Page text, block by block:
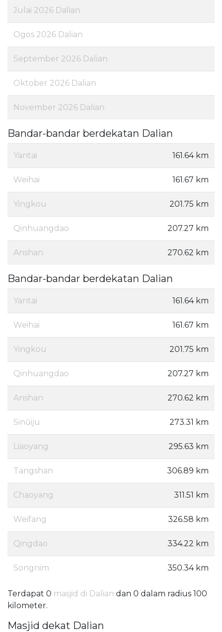
Julai 2026 Dalian
Ogos 2026 Dalian
September 2026 Dalian
Oktober 2026 Dalian
November 2026 Dalian
Bandar-bandar berdekatan Dalian
Yantai 161.64 km
Weihai 161.67 km
Yingkou 201.75 km
Qinhuangdao 207.27 km
Anshan 270.62 km
Bandar-bandar berdekatan Dalian
Yantai 161.64 km
Weihai 161.67 km
Yingkou 201.75 km
Qinhuangdao 207.27 km
Anshan 270.62 km
Sinŭiju 273.31 km
Liaoyang 295.63 km
Tangshan 306.89 km
Chaoyang 311.51 km
Weifang 326.58 km
Qingdao 334.22 km
Songnim 350.34 km
Terdapat 0 masjid di Dalian dan 0 dalam radius 100
kilometer.
Masjid dekat Dalian